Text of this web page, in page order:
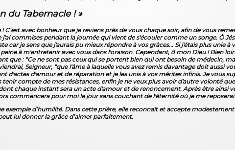
du Tabernacle ! »
C’est avec bonheur que je reviens près de vous chaque soir, afin de vous
commises pendant la journée qui vient de s'écouler comme un songe. Ô
car je sens que j'aurais pu mieux répondre à vos grâces... Si j'étais plus unie
à m'entretenir avec vous dans l'oraison. Cependant, ô mon Dieu ! Bien
que : “Ce ne sont pas ceux qui se portent bien qui ont besoin de médecin,
Seigneur, “que l'âme à laquelle vous avez remis davantage doit aussi
d'amour et de réparation et je les unis à vos mérites infinis. Je vous
compte de mes résistances, enfin je ne veux plus avoir d'autre volonté
chaque instant sera un acte d'amour et de renoncement. Après être ainsi
commencera pour moi le jour sans couchant de l'éternité où je me
exemple d’humilité. Dans cette prière, elle reconnaît et accepte
lui donner la grâce d’aimer parfaitement.